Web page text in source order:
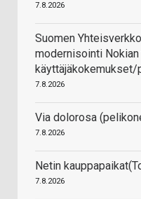
7.8.2026
Suomen
modernisointi
käyttäjäkokemukset/
7.8.2026
Via dolorosa
7.8.2026
Netin
7.8.2026